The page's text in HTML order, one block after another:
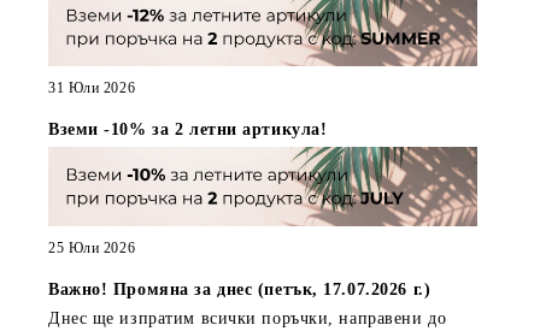
31 Юли 2026
Вземи -10% за 2 летни артикула!
25 Юли 2026
Важно! Промяна за днес (петък, 17.07.2026 г.)
Днес ще изпратим всички поръчки, направени до